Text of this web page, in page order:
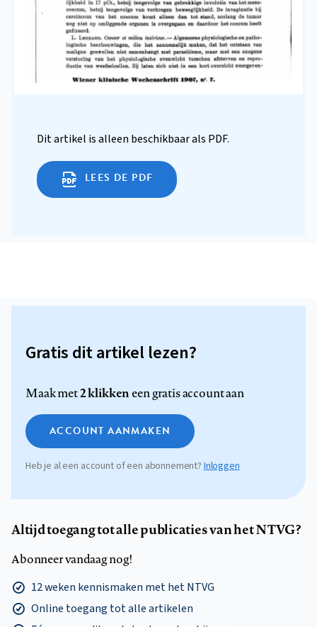
Dit artikel is alleen beschikbaar als PDF.
LEES DE PDF
Gratis dit artikel lezen?
Maak met2 klikkeneen gratis account aan
ACCOUNT AANMAKEN
Heb je al een account of een abonnement? Inloggen
Altijd toegang tot alle publicaties van het NTVG?
Abonneer vandaag nog!
12 weken kennismaken met het NTVG
Online toegang tot alle artikelen